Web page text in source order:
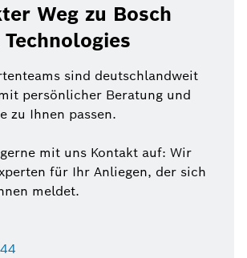
Weg zu Bosch
sind deutschlandweit
persönlicher Beratung und
zu Ihnen passen.
mit uns Kontakt auf: Wir
für Ihr Anliegen, der sich
meldet.